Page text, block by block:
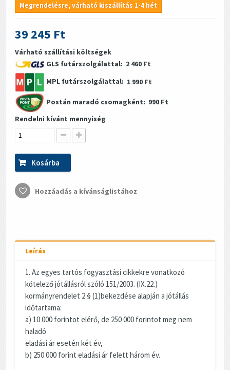
Megrendelésre, várható kiszállítás 1-4 hét
39 245 Ft
Várható szállítási költségek
GLS futárszolgálattal: 2 460 Ft
MPL futárszolgálattal: 1 990 Ft
Postán maradó csomagként: 990 Ft
Rendelni kívánt mennyiség
Kosárba
Hozzáadás a kívánságlistához
Leírás
1. Az egyes tartós fogyasztási cikkekre vonatkozó
kötelező jótállásról szóló 151/2003. (IX.22.)
kormányrendelet 2.§ (1)bekezdése alapján a jótállás
időtartama:
a) 10 000 forintot elérő, de 250 000 forintot meg nem
haladó
eladási ár esetén két év,
b) 250 000 forint eladási ár felett három év.